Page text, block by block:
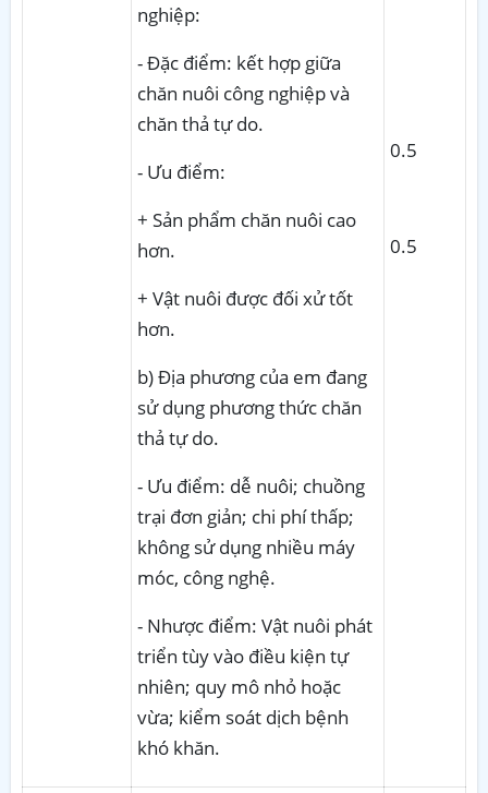
nghiệp:
- Đặc điểm: kết hợp giữa
chăn nuôi công nghiệp và
chăn thả tự do.
- Ưu điểm:
+ Sản phẩm chăn nuôi cao
hơn.
+ Vật nuôi được đối xử tốt
hơn.
b) Địa phương của em đang
sử dụng phương thức chăn
thả tự do.
- Ưu điểm: dễ nuôi; chuồng
trại đơn giản; chi phí thấp;
không sử dụng nhiều máy
móc, công nghệ.
- Nhược điểm: Vật nuôi phát
triển tùy vào điều kiện tự
nhiên; quy mô nhỏ hoặc
vừa; kiểm soát dịch bệnh
khó khăn.
0.5
0.5